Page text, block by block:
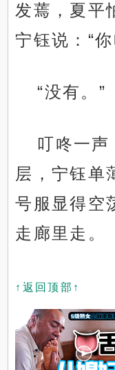
发蔫，夏平
宁钰说：“
“没有。”
叮咚一声
层，宁钰单
号服显得空
走廊里走。
↑返回顶部↑